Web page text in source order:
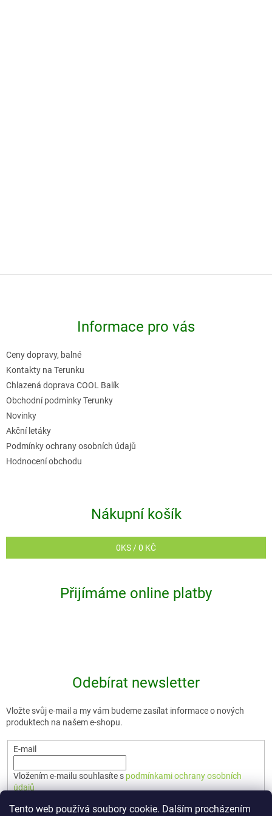
Tento web používá soubory cookie. Dalším procházením
Informace pro vás
Ceny dopravy, balné
Kontakty na Terunku
Chlazená doprava COOL Balík
Obchodní podmínky Terunky
Novinky
Akční letáky
Podmínky ochrany osobních údajů
Hodnocení obchodu
Nákupní košík
0KS /0 KČ
Přijímáme online platby
Odebírat newsletter
Vložte svůj e-mail a my vám budeme zasílat informace o nových
produktech na našem e-shopu.
E-mail
Vložením e-mailu souhlasíte s podmínkami ochrany osobních
údajů